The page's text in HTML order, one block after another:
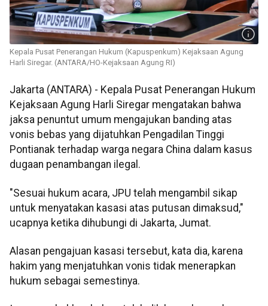
Kepala Pusat Penerangan Hukum (Kapuspenkum) Kejaksaan Agung
Harli Siregar. (ANTARA/HO-Kejaksaan Agung RI)
Jakarta (ANTARA) - Kepala Pusat Penerangan Hukum
Kejaksaan Agung Harli Siregar mengatakan bahwa
jaksa penuntut umum mengajukan banding atas
vonis bebas yang dijatuhkan Pengadilan Tinggi
Pontianak terhadap warga negara China dalam kasus
dugaan penambangan ilegal.
"Sesuai hukum acara, JPU telah mengambil sikap
untuk menyatakan kasasi atas putusan dimaksud,"
ucapnya ketika dihubungi di Jakarta, Jumat.
Alasan pengajuan kasasi tersebut, kata dia, karena
hakim yang menjatuhkan vonis tidak menerapkan
hukum sebagai semestinya.